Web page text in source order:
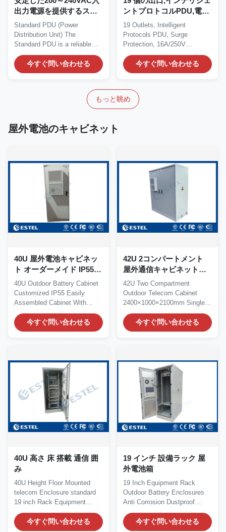
出力電源を提供するスマ
ート電源分配ユニット、
ITデバイス接続用最大16A
電流
Standard PDU (Power
Distribution Unit) The
Standard PDU is a reliable
and efficient power...
今すぐ問い合わせる
ントプロトコルPDU,電圧
過電保護,16A/250V容量,
信頼性の高いサーバーラ
ック電源配送と設備の安
全のためのフラットプラ
グ設計.
19 Outlets, Intelligent
Protocols PDU, Surge
Protection, 16A/250V
Capacity, and Flat Plug
Design...今すぐ問い合わせる
もっと眺め
屋外電池のキャビネット
40U 屋外電池キャビネッ
ト オーダーメイド IP55
簡単に組み立てられるキ
ャビネット 冷却
40U Outdoor Battery Cabinet
Customized IP55 Easily
Assembled Cabinet With
Cooling 1. 40U Outdoor...
今すぐ問い合わせる
42U 2コンパートメント
屋外通信キャビネット
2400×1000×2100mm バッ
テリーコンパートメント
付き単壁収納
42U Two Compartment
Outdoor Telecom Cabinet
2400×1000×2100mm Single
Wall Enclosure with Battery...
今すぐ問い合わせる
40U 高さ 床 搭載 通信 囲
み
40U Height Floor Mounted
telecom Enclosure standard
19 inch Rack Equipment
Cabinet 1.40U telecom...
今すぐ問い合わせる
19 インチ 設備ラック 屋
外電池箱
19 Inch Equipment Rack
Outdoor Battery Enclosures
Anti Corrosion Dustproof
Sunproof Rainproof 1....
今すぐ問い合わせる